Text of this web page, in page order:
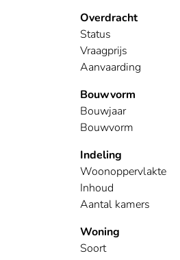
Overdracht
Status
Vraagprijs
Aanvaarding
Bouwvorm
Bouwjaar
Bouwvorm
Indeling
Woonoppervlakte
Inhoud
Aantal kamers
Woning
Soort